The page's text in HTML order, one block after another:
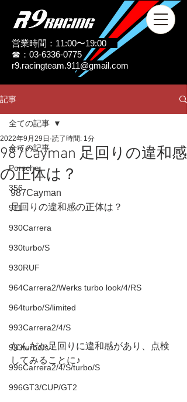
営業時間：11:00〜19:00
☎：03-6336-0775
r9.racingteam.911@gmail.com
記事
全ての記事
Porsche
356
911
930Carrera
930turbo/S
930RUF
964Carrera2/Werks turbo look/4/RS
964turbo/S/limited
993Carrera2/4/S
993turbo/s
996Carrera2/4/S/turbo/S
996GT3/CUP/GT2
全ての記事
987Cayman 足回りの違和感
の正体は？
2022年9月29日 読了時間: 1分
987Cayman
足回りの違和感の正体は？
なんだか足回りに違和感があり、点検
してみることに♪